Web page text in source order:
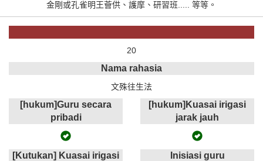
金剛或孔雀明王薈供、護摩、研習班..... 等等。
20
Nama rahasia
文殊往生法
[hukum]Guru secara
pribadi
[hukum]Kuasai irigasi
jarak jauh
[Kutukan] Kuasai irigasi
Inisiasi guru